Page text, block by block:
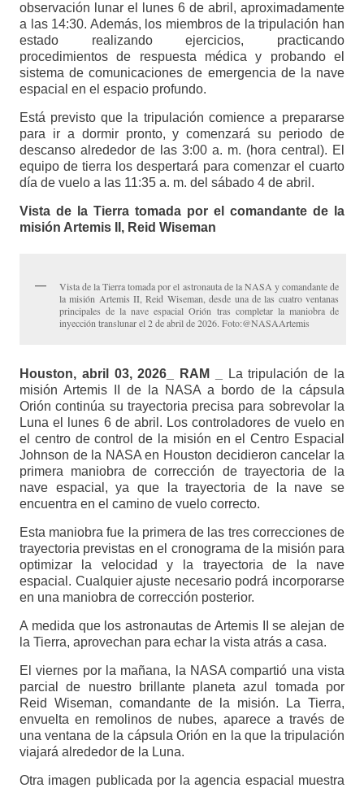
observación lunar el lunes 6 de abril, aproximadamente
a las 14:30. Además, los miembros de la tripulación han
estado realizando ejercicios, practicando
procedimientos de respuesta médica y probando el
sistema de comunicaciones de emergencia de la nave
espacial en el espacio profundo.
Está previsto que la tripulación comience a prepararse
para ir a dormir pronto, y comenzará su periodo de
descanso alrededor de las 3:00 a. m. (hora central). El
equipo de tierra los despertará para comenzar el cuarto
día de vuelo a las 11:35 a. m. del sábado 4 de abril.
Vista de la Tierra tomada por el comandante de la
misión Artemis II, Reid Wiseman
Vista de la Tierra tomada por el astronauta de la NASA y comandante de
la misión Artemis II, Reid Wiseman, desde una de las cuatro ventanas
principales de la nave espacial Orión tras completar la maniobra de
inyección translunar el 2 de abril de 2026. Foto:@NASAArtemis
Houston, abril 03, 2026_ RAM _
La tripulación de la
misión Artemis II de la NASA a bordo de la cápsula
Orión continúa su trayectoria precisa para sobrevolar la
Luna el lunes 6 de abril. Los controladores de vuelo en
el centro de control de la misión en el Centro Espacial
Johnson de la NASA en Houston decidieron cancelar la
primera maniobra de corrección de trayectoria de la
nave espacial, ya que la trayectoria de la nave se
encuentra en el camino de vuelo correcto.
Esta maniobra fue la primera de las tres correcciones de
trayectoria previstas en el cronograma de la misión para
optimizar la velocidad y la trayectoria de la nave
espacial. Cualquier ajuste necesario podrá incorporarse
en una maniobra de corrección posterior.
A medida que los astronautas de Artemis II se alejan de
la Tierra, aprovechan para echar la vista atrás a casa.
El viernes por la mañana, la NASA compartió una vista
parcial de nuestro brillante planeta azul tomada por
Reid Wiseman, comandante de la misión. La Tierra,
envuelta en remolinos de nubes, aparece a través de
una ventana de la cápsula Orión en la que la tripulación
viajará alrededor de la Luna.
Otra imagen publicada por la agencia espacial muestra